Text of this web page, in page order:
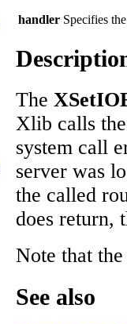
handler Specifies
The
Xlib calls
system call
server was
the called
does return,
Note that
See also